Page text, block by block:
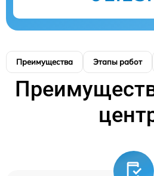
Преимущества Этапы работ